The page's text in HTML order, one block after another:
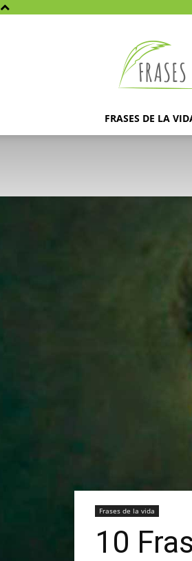
FRASES DE LA
Frases de la vida
10